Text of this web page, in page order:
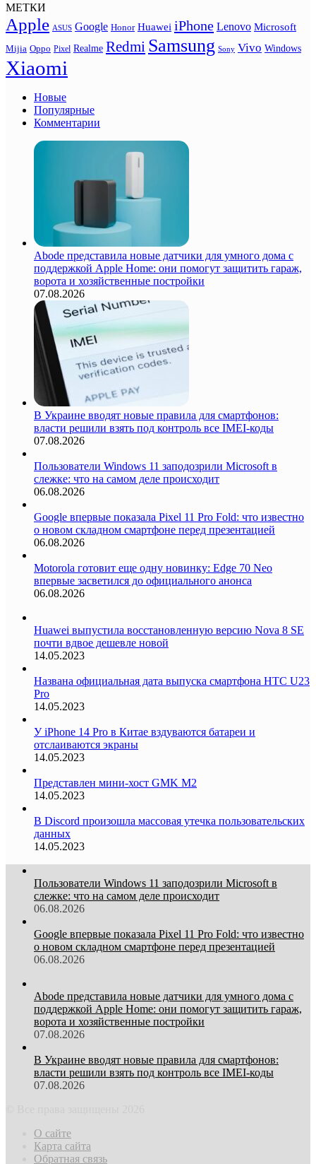
МЕТКИ
Apple ASUS Google Honor Huawei iPhone Lenovo Microsoft
Mijia Oppo Pixel Realme Redmi Samsung Sony Vivo Windows
Xiaomi
Новые
Популярные
Комментарии
Abode представила новые датчики для умного дома с
поддержкой Apple Home: они помогут защитить гараж,
ворота и хозяйственные постройки
07.08.2026
В Украине вводят новые правила для смартфонов:
власти решили взять под контроль все IMEI-коды
07.08.2026
Пользователи Windows 11 заподозрили Microsoft в
слежке: что на самом деле происходит
06.08.2026
Google впервые показала Pixel 11 Pro Fold: что известно
о новом складном смартфоне перед презентацией
06.08.2026
Motorola готовит еще одну новинку: Edge 70 Neo
впервые засветился до официального анонса
06.08.2026
Huawei выпустила восстановленную версию Nova 8 SE
почти вдвое дешевле новой
14.05.2023
Названа официальная дата выпуска смартфона HTC U23
Pro
14.05.2023
У iPhone 14 Pro в Китае вздуваются батареи и
отслаиваются экраны
14.05.2023
Представлен мини-хост GMK M2
14.05.2023
В Discord произошла массовая утечка пользовательских
данных
14.05.2023
Пользователи Windows 11 заподозрили Microsoft в
слежке: что на самом деле происходит
06.08.2026
Google впервые показала Pixel 11 Pro Fold: что известно
о новом складном смартфоне перед презентацией
06.08.2026
Abode представила новые датчики для умного дома с
поддержкой Apple Home: они помогут защитить гараж,
ворота и хозяйственные постройки
07.08.2026
В Украине вводят новые правила для смартфонов:
власти решили взять под контроль все IMEI-коды
07.08.2026
О сайте
Карта сайта
Обратная связь